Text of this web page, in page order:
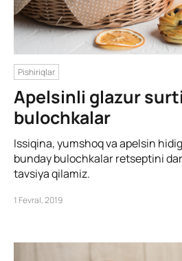
Pishiriqlar
Apelsinli glazur
bulochkalar
Issiqina, yumshoq va apelsin
bunday bulochkalar retseptini
tavsiya qilamiz.
1 Fevral, 2019